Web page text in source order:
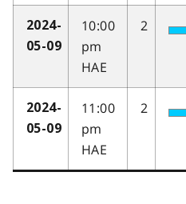
2024-
05-09
10:00
pm
HAE
2
2024-
05-09
11:00
pm
HAE
2